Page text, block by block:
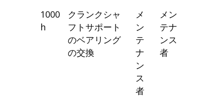
1000
h
クランクシャ
フトサポート
のベアリング
の交換
メ
ン
テ
ナ
ン
ス
者
メン
テナ
ンス
者